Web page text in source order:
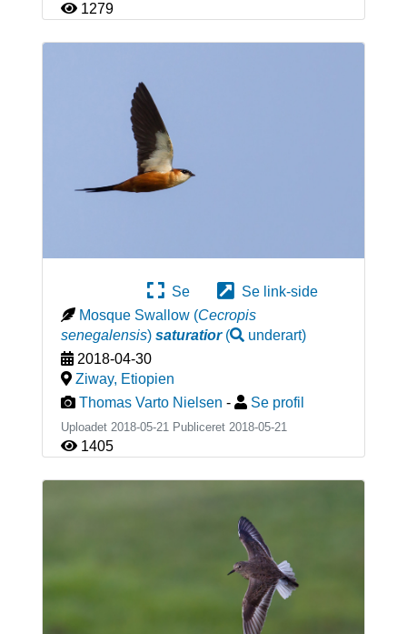
1279
Se
Se link-side
Mosque Swallow (Cecropis
senegalensis) saturatior( underart)
2018-04-30
Ziway, Etiopien
Thomas Varto Nielsen - Se profil
Uploadet 2018-05-21 Publiceret 2018-05-21
1405